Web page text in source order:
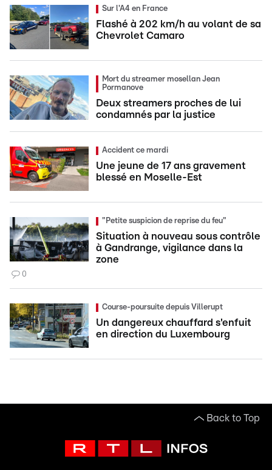
Sur l'A4 en France
Flashé à 202 km/h au volant de sa
Chevrolet Camaro
Mort du streamer mosellan Jean
Pormanove
Deux streamers proches de lui
condamnés par la justice
Accident ce mardi
Une jeune de 17 ans gravement
blessé en Moselle-Est
"Petite suspicion de reprise du feu"
Situation à nouveau sous contrôle
à Gandrange, vigilance dans la
zone
0
Course-poursuite depuis Villerupt
Un dangereux chauffard s'enfuit
en direction du Luxembourg
Back to Top